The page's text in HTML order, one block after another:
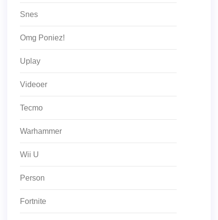
Snes
Omg Poniez!
Uplay
Videoer
Tecmo
Warhammer
Wii U
Person
Fortnite